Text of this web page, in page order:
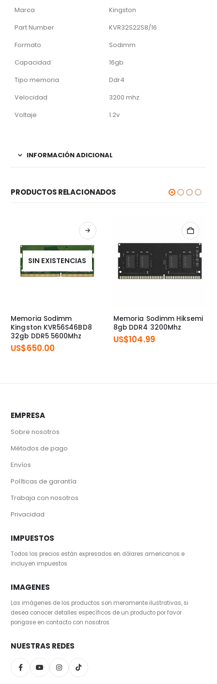
Marca
Kingston
Part Number
KVR32S22S8/16
Formato
Sodimm
Capacidad
16gb
Tipo memoria
Ddr4
Velocidad
3200 mhz
Voltaje
1.2v
INFORMACIÓN ADICIONAL
PRODUCTOS RELACIONADOS
SIN EXISTENCIAS
Memoria Sodimm
Kingston KVR56S46BD8
32gb DDR5 5600Mhz
US$650.00
Memoria Sodimm Hiksemi
8gb DDR4 3200Mhz
US$104.99
EMPRESA
Sobre nosotros
Métodos de pago
Envíos
Políticas de garantía
Trabaja con nosotros
Privacidad
IMPUESTOS
Todos los precios están expresados en dólares americanos e
incluyen impuestos
IMAGENES
Las imágenes de los productos son meramente ilustrativas, si
desea conocer detalles específicos de un producto por favor
pongase en contacto con nosotros.
NUESTRAS REDES